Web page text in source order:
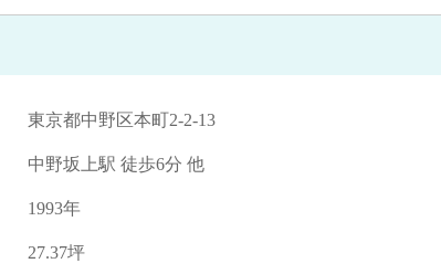
東京都中野区本町2-2-13
中野坂上駅 徒歩6分 他
1993年
27.37坪